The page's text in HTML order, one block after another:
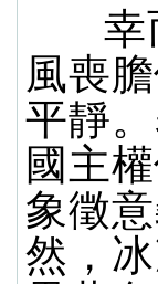
幸
風喪
平靜
國主
象徵
然，